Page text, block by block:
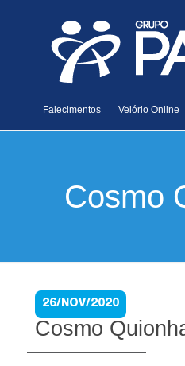
Falecimentos Velório Online
Cosmo
26/NOV/2020
Cosmo